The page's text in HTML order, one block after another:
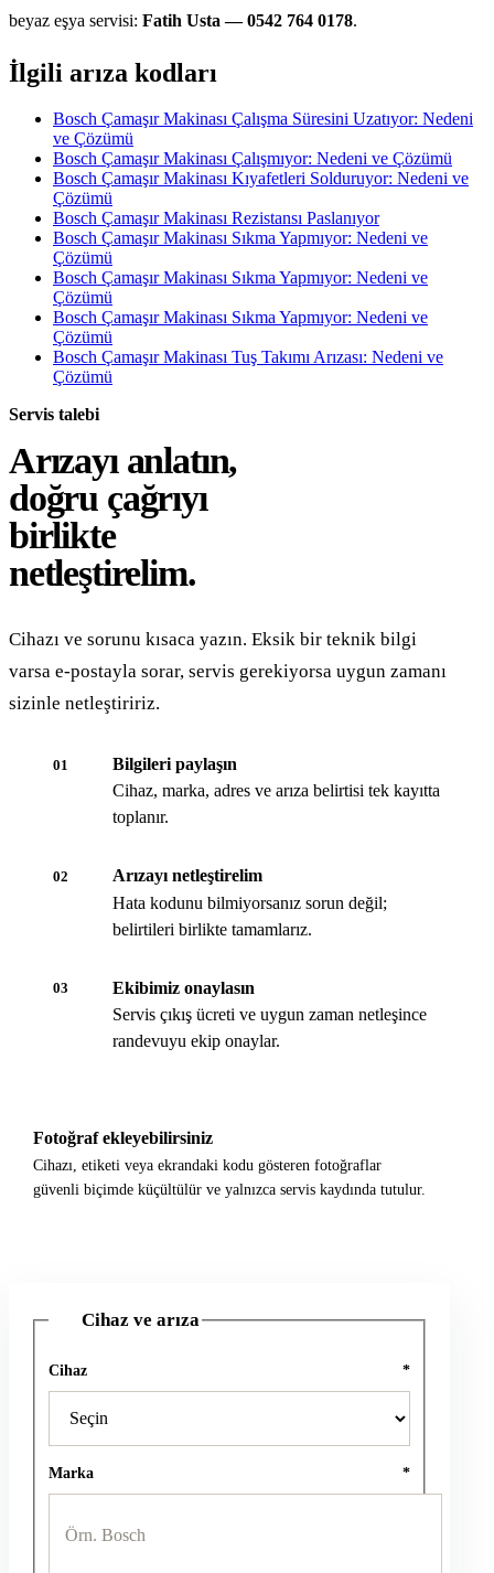
beyaz eşya servisi: Fatih Usta — 0542 764 0178.
İlgili arıza kodları
Bosch Çamaşır Makinası Çalışma Süresini Uzatıyor: Nedeni
ve Çözümü
Bosch Çamaşır Makinası Çalışmıyor: Nedeni ve Çözümü
Bosch Çamaşır Makinası Kıyafetleri Solduruyor: Nedeni ve
Çözümü
Bosch Çamaşır Makinası Rezistansı Paslanıyor
Bosch Çamaşır Makinası Sıkma Yapmıyor: Nedeni ve
Çözümü
Bosch Çamaşır Makinası Sıkma Yapmıyor: Nedeni ve
Çözümü
Bosch Çamaşır Makinası Sıkma Yapmıyor: Nedeni ve
Çözümü
Bosch Çamaşır Makinası Tuş Takımı Arızası: Nedeni ve
Çözümü
Servis talebi
Arızayı anlatın,
doğru çağrıyı
birlikte
netleştirelim.
Cihazı ve sorunu kısaca yazın. Eksik bir teknik bilgi
varsa e-postayla sorar, servis gerekiyorsa uygun zamanı
sizinle netleştiririz.
01
Bilgileri paylaşın
Cihaz, marka, adres ve arıza belirtisi tek kayıtta
toplanır.
02
Arızayı netleştirelim
Hata kodunu bilmiyorsanız sorun değil;
belirtileri birlikte tamamlarız.
03
Ekibimiz onaylasın
Servis çıkış ücreti ve uygun zaman netleşince
randevuyu ekip onaylar.
Fotoğraf ekleyebilirsiniz
Cihazı, etiketi veya ekrandaki kodu gösteren fotoğraflar
güvenli biçimde küçültülür ve yalnızca servis kaydında tutulur.
Cihaz ve arıza
Cihaz *
Marka *